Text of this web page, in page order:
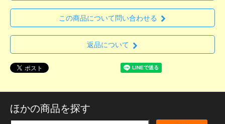
この商品について問い合わせる
返品について
ほかの商品を探す